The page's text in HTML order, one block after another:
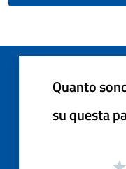
Quanto
su questa